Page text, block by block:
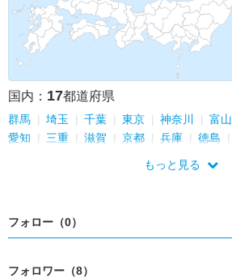
国内： 17都道府県
群馬 埼玉 千葉 東京 神奈川 富山
愛知
三重 滋賀 京都 兵庫 徳島
もっと見る
フォロー（0）
フォロワー（8）